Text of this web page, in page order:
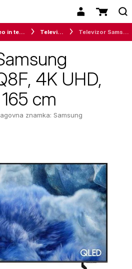
Avdio, video in telefonija Televizorji
4K UHD,
cm
znamka: Samsung